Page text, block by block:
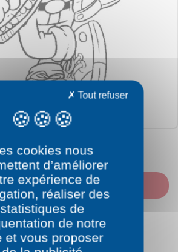
IMPRIMER
cookies nous
d’améliorer
expérience de
réaliser des
statistiques de
de notre
et vous proposer
Tout refuser